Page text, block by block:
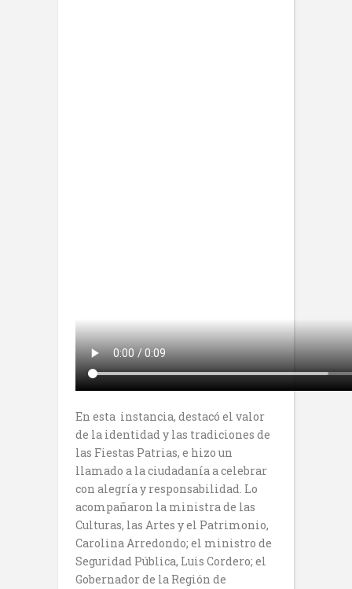
En esta instancia, destacó el valor
de la identidad y las tradiciones de
las Fiestas Patrias, e hizo un
llamado a la ciudadanía a celebrar
con alegría y responsabilidad. Lo
acompañaron la ministra de las
Culturas, las Artes y el Patrimonio,
Carolina Arredondo; el ministro de
Seguridad Pública, Luis Cordero; el
Gobernador de la Región de